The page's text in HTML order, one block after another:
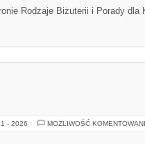
Rodzaje Biżuterii i Porady dla
- 2026 MOŻLIWOŚĆ